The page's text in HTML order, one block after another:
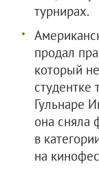
турнирах.
продал
который
студентке
Гульнаре
она сняла
в
на